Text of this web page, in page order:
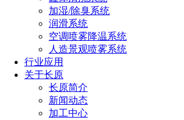
加湿/除臭系统
润滑系统
空调喷雾降温系统
人造景观喷雾系统
行业应用
关于长原
长原简介
新闻动态
加工中心
我们的合作客户有阿法拉伐，特斯拉
电建，三一，中联、大疆农业、益海嘉里
我们的客户从工程公司到终端用户，
好评！